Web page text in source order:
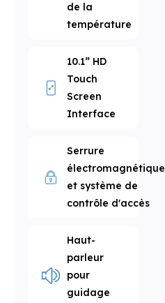
de la
température
10.1” HD
Touch
Screen
Interface
Serrure
électromagnétique
et système de
contrôle d'accès
Haut-
parleur
pour
guidage